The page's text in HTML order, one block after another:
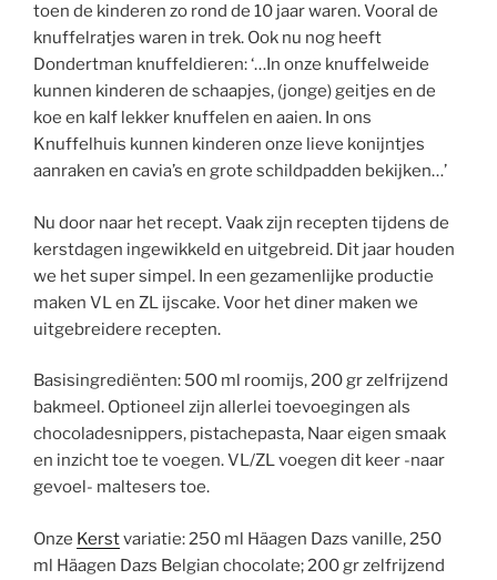
toen de kinderen zo rond de 10 jaar waren. Vooral de
knuffelratjes waren in trek. Ook nu nog heeft
Dondertman knuffeldieren: ‘…In onze knuffelweide
kunnen kinderen de schaapjes, (jonge) geitjes en de
koe en kalf lekker knuffelen en aaien. In ons
Knuffelhuis kunnen kinderen onze lieve konijntjes
aanraken en cavia’s en grote schildpadden bekijken…’
Nu door naar het recept. Vaak zijn recepten tijdens de
kerstdagen ingewikkeld en uitgebreid. Dit jaar houden
we het super simpel. In een gezamenlijke productie
maken VL en ZL ijscake. Voor het diner maken we
uitgebreidere recepten.
Basisingrediënten: 500 ml roomijs, 200 gr zelfrijzend
bakmeel. Optioneel zijn allerlei toevoegingen als
chocoladesnippers, pistachepasta, Naar eigen smaak
en inzicht toe te voegen. VL/ZL voegen dit keer -naar
gevoel- maltesers toe.
Onze Kerstvariatie: 250 ml Häagen Dazs vanille, 250
ml Häagen Dazs Belgian chocolate; 200 gr zelfrijzend